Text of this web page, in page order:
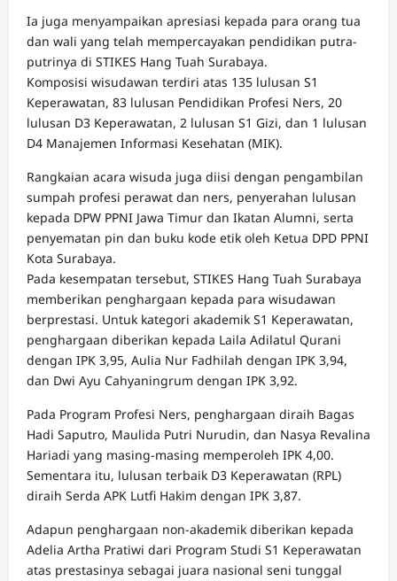
Ia juga menyampaikan apresiasi kepada para orang tua
dan wali yang telah mempercayakan pendidikan putra-
putrinya di STIKES Hang Tuah Surabaya.
Komposisi wisudawan terdiri atas 135 lulusan S1
Keperawatan, 83 lulusan Pendidikan Profesi Ners, 20
lulusan D3 Keperawatan, 2 lulusan S1 Gizi, dan 1 lulusan
D4 Manajemen Informasi Kesehatan (MIK).
Rangkaian acara wisuda juga diisi dengan pengambilan
sumpah profesi perawat dan ners, penyerahan lulusan
kepada DPW PPNI Jawa Timur dan Ikatan Alumni, serta
penyematan pin dan buku kode etik oleh Ketua DPD PPNI
Kota Surabaya.
Pada kesempatan tersebut, STIKES Hang Tuah Surabaya
memberikan penghargaan kepada para wisudawan
berprestasi. Untuk kategori akademik S1 Keperawatan,
penghargaan diberikan kepada Laila Adilatul Qurani
dengan IPK 3,95, Aulia Nur Fadhilah dengan IPK 3,94,
dan Dwi Ayu Cahyaningrum dengan IPK 3,92.
Pada Program Profesi Ners, penghargaan diraih Bagas
Hadi Saputro, Maulida Putri Nurudin, dan Nasya Revalina
Hariadi yang masing-masing memperoleh IPK 4,00.
Sementara itu, lulusan terbaik D3 Keperawatan (RPL)
diraih Serda APK Lutfi Hakim dengan IPK 3,87.
Adapun penghargaan non-akademik diberikan kepada
Adelia Artha Pratiwi dari Program Studi S1 Keperawatan
atas prestasinya sebagai juara nasional seni tunggal